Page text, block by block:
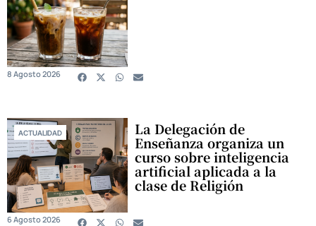
8 Agosto 2026
ACTUALIDAD La Delegación de
Enseñanza organiza un
curso sobre inteligencia
artificial aplicada a la
clase de Religión
6 Agosto 2026